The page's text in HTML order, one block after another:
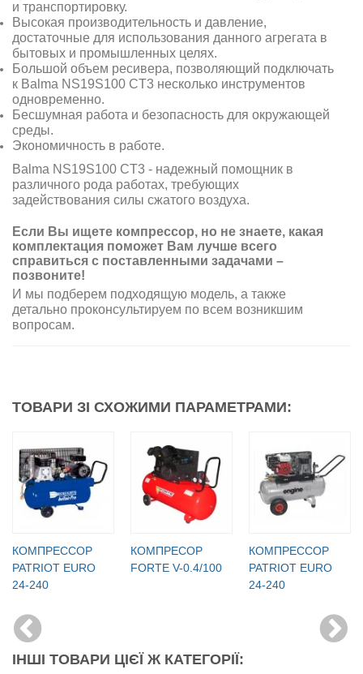
и транспортировку.
Высокая производительность и давление,
достаточные для использования данного агрегата в
бытовых и промышленных целях.
Большой объем ресивера, позволяющий подключать
к Balma NS19S100 CT3 несколько инструментов
одновременно.
Бесшумная работа и безопасность для окружающей
среды.
Экономичность в работе.
Balma NS19S100 CT3 - надежный помощник в
различного рода работах, требующих
задействования силы сжатого воздуха.
Если Вы ищете компрессор, но не знаете, какая
комплектация поможет Вам лучше всего
справиться с поставленными задачами –
позвоните!
И мы подберем подходящую модель, а также
детально проконсультируем по всем возникшим
вопросам.
ТОВАРИ ЗІ СХОЖИМИ ПАРАМЕТРАМИ:
КОМПРЕССОР
PATRIOT EURO
24-240
КОМПРЕСОР
FORTE V-0.4/100
КОМПРЕССОР
PATRIOT EURO
24-240
ІНШІ ТОВАРИ ЦІЄЇ Ж КАТЕГОРІЇ: